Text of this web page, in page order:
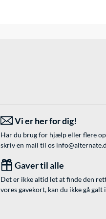
Vi er her for dig!
Har du brug for hjælp eller flere
skriv en mail til os
Gaver til alle
Det er ikke altid let at finde den
vores gavekort, kan du ikke gå galt